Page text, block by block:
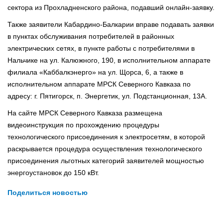
сектора из Прохладненского района, подавший онлайн-заявку.
Также заявители Кабардино-Балкарии вправе подавать заявки
в пунктах обслуживания потребителей в районных
электрических сетях, в пункте работы с потребителями в
Нальчике на ул. Калюжного, 190, в исполнительном аппарате
филиала «Каббалкэнерго» на ул. Щорса, 6, а также в
исполнительном аппарате МРСК Северного Кавказа по
адресу: г. Пятигорск, п. Энергетик, ул. Подстанционная, 13А.
На сайте МРСК Северного Кавказа размещена
видеоинструкция по прохождению процедуры
технологического присоединения к электросетям, в которой
раскрывается процедура осуществления технологического
присоединения льготных категорий заявителей мощностью
энергоустановок до 150 кВт.
Поделиться новостью